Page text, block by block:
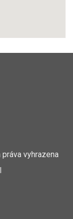
práva vyhrazena